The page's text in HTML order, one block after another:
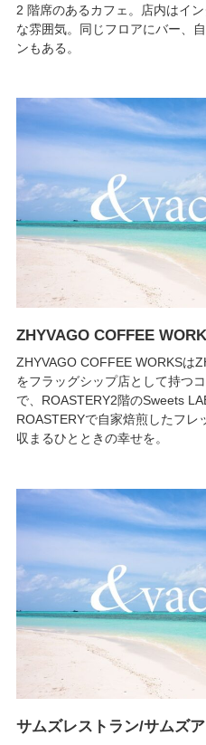
2 階席のあるカフェ。店内はイ
な雰囲気。同じフロアにバー、
ンもある。
ZHYVAGO COFFEE
ZHYVAGO COFFEE WORKSは
をフラッグシップ店として持つ
で、ROASTERY2階のSweets
ROASTERYで自家焙煎したフレ
収まるひとときの幸せを。
サムズレストラン/サムズ